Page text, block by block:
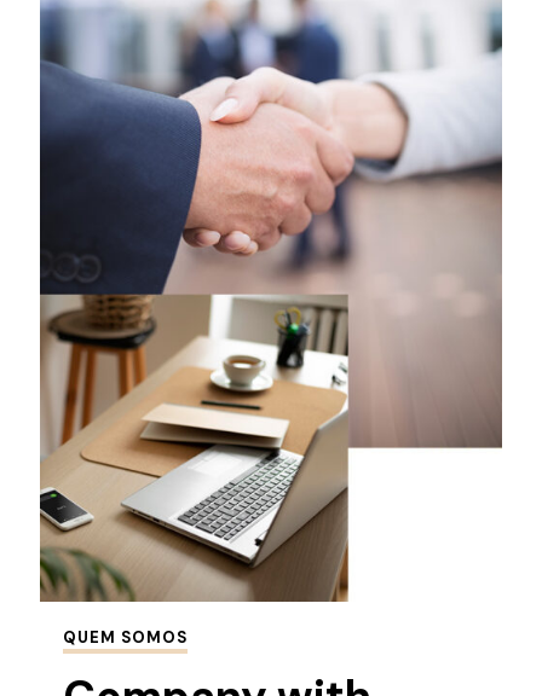
QUEM SOMOS